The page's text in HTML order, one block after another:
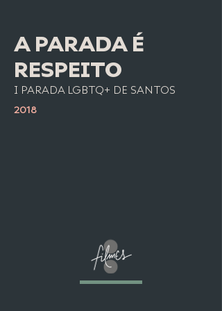
A PARADA É
RESPEITO
I PARADA LGBTQ+ DE SANTOS
2018